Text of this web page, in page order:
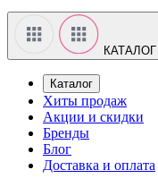
КАТАЛОГ
Каталог
Хиты продаж
Акции и скидки
Бренды
Блог
Доставка и оплата